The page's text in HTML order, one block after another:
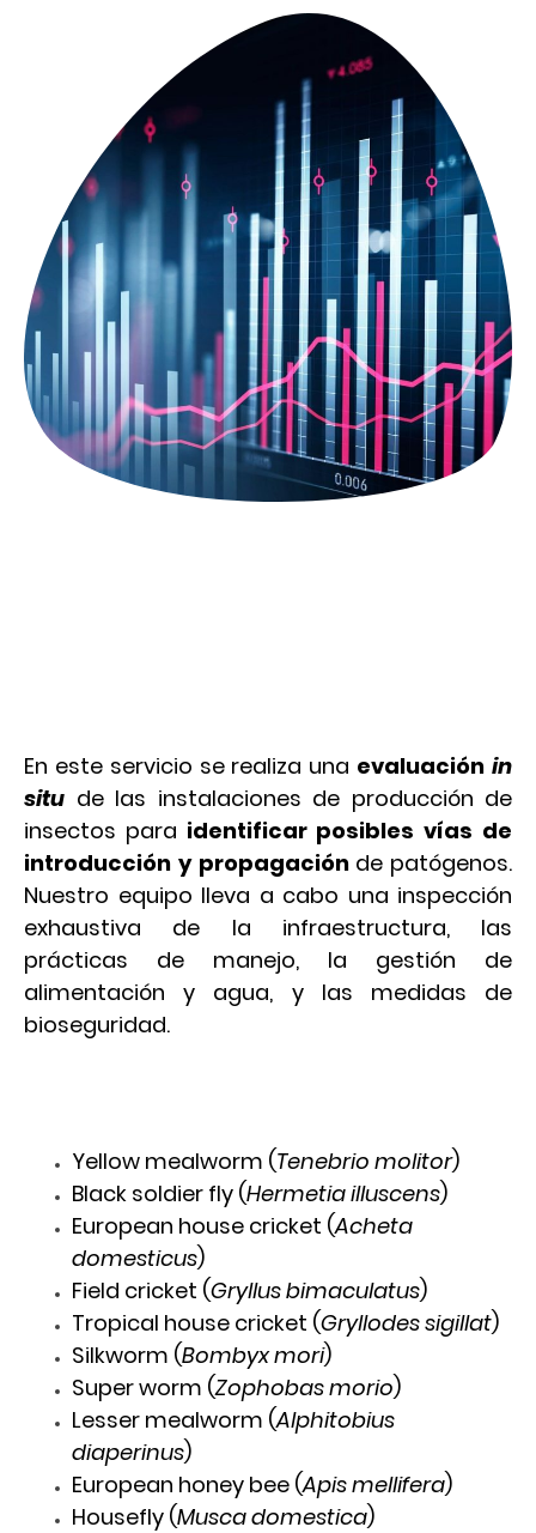
En este servicio se realiza una evaluaciónin
situ de las instalaciones de producción de
insectos para identificar posibles vías de
introducción y propagaciónde patógenos.
Nuestro equipo lleva a cabo una inspección
exhaustiva de la infraestructura, las
prácticas de manejo, la gestión de
alimentación y agua, y las medidas de
bioseguridad.
Yellow mealworm (Tenebrio molitor)
Black soldier fly (Hermetia illuscens)
European house cricket (Acheta
domesticus)
Field cricket (Gryllus bimaculatus)
Tropical house cricket (Gryllodes sigillat)
Silkworm (Bombyx mori)
Super worm (Zophobas morio)
Lesser mealworm (Alphitobius
diaperinus)
European honey bee (Apis mellifera)
Housefly (Musca domestica)